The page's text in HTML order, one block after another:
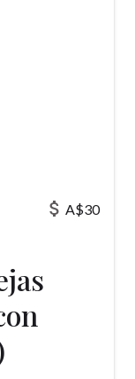
attach_money A$30